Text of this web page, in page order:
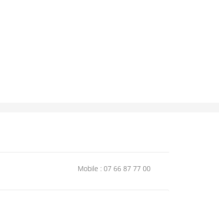
Mobile : 07 66 87 77 00